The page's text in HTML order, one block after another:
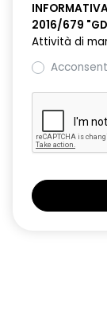
2016/679
Attività di